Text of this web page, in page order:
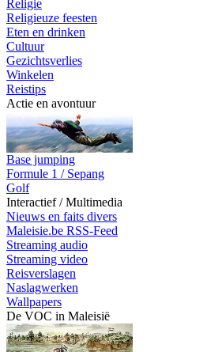
Religie
Religieuze feesten
Eten en drinken
Cultuur
Gezichtsverlies
Winkelen
Reistips
Actie en avontuur
Base jumping
Formule 1 / Sepang
Golf
Interactief / Multimedia
Nieuws en faits divers
Maleisie.be RSS-Feed
Streaming audio
Streaming video
Reisverslagen
Naslagwerken
Wallpapers
De VOC in Maleisië